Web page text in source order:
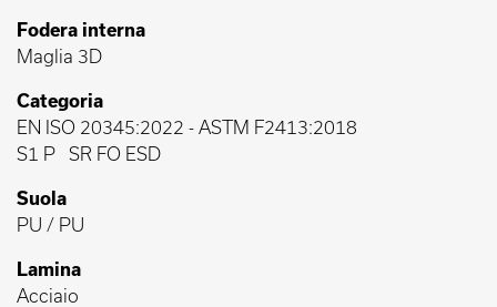
Fodera interna
Maglia 3D
Categoria
EN ISO 20345:2022 - ASTM F2413:2018
S1 P
SR FO ESD
Suola
PU / PU
Lamina
Acciaio